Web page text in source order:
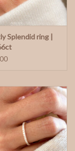
Splendid ring |